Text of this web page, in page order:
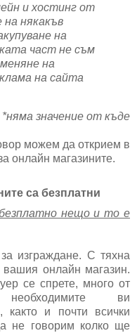
и хостинг от
на някакъв
на
част не съм
на
на сайта
*няма значение от къде
можем да открием в
онлайн магазините.
са безплатни
нещо и то е
изграждане. С тяхна
онлайн магазин.
се спрете, много от
ви
както и почти всички
не говорим колко ще